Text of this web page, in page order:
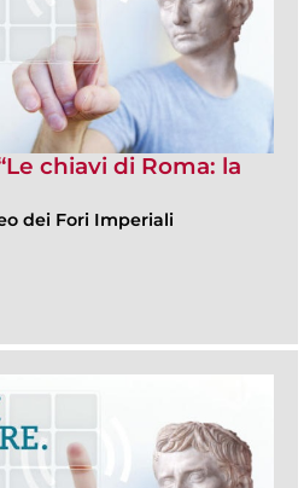
chiavi di Roma: la
dei Fori Imperiali